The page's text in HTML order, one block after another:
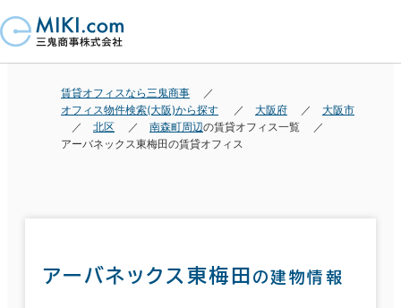
賃貸オフィスなら三鬼商事
オフィス物件検索(大阪)から探す
大阪府
大阪市
北区
南森町周辺の賃貸オフィス一覧
アーバネックス東梅田の賃貸オフィス
アーバネックス東梅田 の建物情報